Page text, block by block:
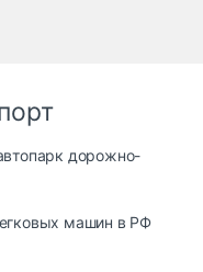
дорожно-
машин в РФ